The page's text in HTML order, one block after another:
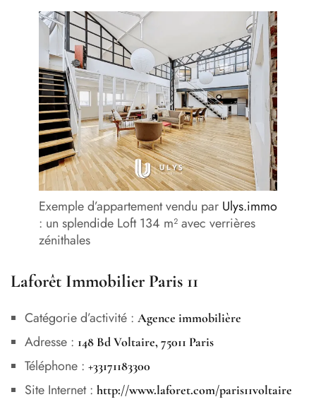
Exemple d’appartement vendu par Ulys.immo
: un splendide Loft 134 m² avec verrières
zénithales
Laforêt Immobilier Paris 11
Catégorie d’activité : Agence immobilière
Adresse : 148 Bd Voltaire, 75011 Paris
Téléphone : +33171183300
Site Internet : http://www.laforet.com/paris11voltaire